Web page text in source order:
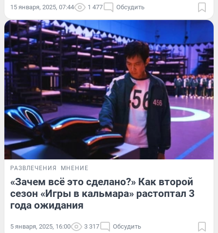
15 января, 2025, 07:44 1 477 Обсудить
РАЗВЛЕЧЕНИЯ МНЕНИЕ
«Зачем всё это сделано?» Как второй
сезон «Игры в кальмара» растоптал 3
года ожидания
5 января, 2025, 16:00 3 317 Обсудить